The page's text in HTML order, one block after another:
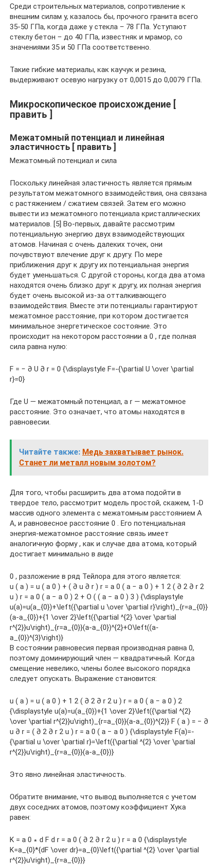
Среди строительных материалов, сопротивление к
внешним силам у, казалось бы, прочного гранита всего
35-50 ГПа, когда даже у стекла – 78 ГПа. Уступают
стеклу бетон – до 40 ГПа, известняк и мрамор, со
значениями 35 и 50 ГПа соответственно.
Такие гибкие материалы, как каучук и резина,
выдерживают осевую нагрузку от 0,0015 до 0,0079 ГПа.
Микроскопическое происхождение [
править ]
Межатомный потенциал и линейная
эластичность [ править ]
Межатомный потенциал и сила
Поскольку линейная эластичность является прямым
результатом межатомного взаимодействия, она связана
с растяжением / сжатием связей. Затем его можно
вывести из межатомного потенциала кристаллических
материалов. [5] Во-первых, давайте рассмотрим
потенциальную энергию двух взаимодействующих
атомов. Начиная с очень далеких точек, они
почувствуют влечение друг к другу. По мере
приближения друг к другу их потенциальная энергия
будет уменьшаться. С другой стороны, когда два атома
находятся очень близко друг к другу, их полная энергия
будет очень высокой из-за отталкивающего
взаимодействия. Вместе эти потенциалы гарантируют
межатомное расстояние, при котором достигается
минимальное энергетическое состояние. Это
происходит на некотором расстоянии a 0 , где полная
сила равна нулю:
F = − ∂ U ∂ r = 0 {\displaystyle F=-{\partial U \over \partial
r}=0}
Где U — межатомный потенциал, а r — межатомное
расстояние. Это означает, что атомы находятся в
равновесии.
Читайте также: Медь захватывает рынок.
Станет ли металл новым золотом?
Для того, чтобы расширить два атома подойти в
твердое тело, рассмотрит модель простой, скажем, 1-D
массив одного элемента с межатомным расстоянием A
A, и равновесное расстояние 0 . Его потенциальная
энергия-межатомное расстояние связь имеет
аналогичную форму , как и случае два атома, который
достигает минимально в виде
0 , разложение в ряд Тейлора для этого является:
u ( a ) = u ( a 0 ) + ( ∂ u ∂ r ) r = a 0 ( a − a 0 ) + 1 2 ( ∂ 2 ∂ r 2
u ) r = a 0 ( a − a 0 ) 2 + O ( ( a − a 0 ) 3 ) {\displaystyle
u(a)=u(a_{0})+\left({\partial u \over \partial r}\right)_{r=a_{0}}
(a-a_{0})+{1 \over 2}\left({\partial ^{2} \over \partial
r^{2}}u\right)_{r=a_{0}}(a-a_{0})^{2}+O\left((a-
a_{0})^{3}\right)}
В состоянии равновесия первая производная равна 0,
поэтому доминирующий член — квадратичный. Когда
смещение невелико, члены более высокого порядка
следует опускать. Выражение становится:
u ( a ) = u ( a 0 ) + 1 2 ( ∂ 2 ∂ r 2 u ) r = a 0 ( a − a 0 ) 2
{\displaystyle u(a)=u(a_{0})+{1 \over 2}\left({\partial ^{2}
\over \partial r^{2}}u\right)_{r=a_{0}}(a-a_{0})^{2}} F ( a ) = − ∂
u ∂ r = ( ∂ 2 ∂ r 2 u ) r = a 0 ( a − a 0 ) {\displaystyle F(a)=-
{\partial u \over \partial r}=\left({\partial ^{2} \over \partial
r^{2}}u\right)_{r=a_{0}}(a-a_{0})}
Это явно линейная эластичность.
Обратите внимание, что вывод выполняется с учетом
двух соседних атомов, поэтому коэффициент Хука
равен:
K = a 0 ∗ d F d r = a 0 ( ∂ 2 ∂ r 2 u ) r = a 0 {\displaystyle
K=a_{0}*{dF \over dr}=a_{0}\left({\partial ^{2} \over \partial
r^{2}}u\right)_{r=a_{0}}}